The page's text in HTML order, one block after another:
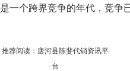
是一个跨界竞争的年代，竞争
推荐阅读： 唐河县陈斐代销资讯平
台